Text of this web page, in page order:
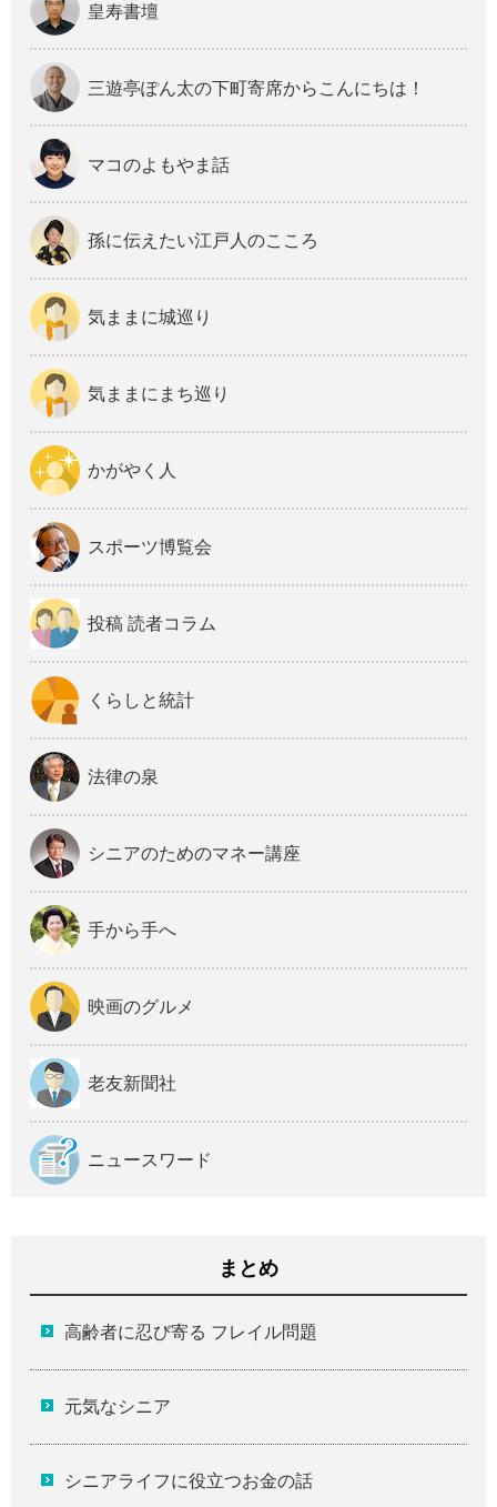
皇寿書壇
三遊亭ぽん太の下町寄席からこんにちは！
マコのよもやま話
孫に伝えたい江戸人のこころ
気ままに城巡り
気ままにまち巡り
かがやく人
スポーツ博覧会
投稿 読者コラム
くらしと統計
法律の泉
シニアのためのマネー講座
手から手へ
映画のグルメ
老友新聞社
ニュースワード
まとめ
高齢者に忍び寄る フレイル問題
元気なシニア
シニアライフに役立つお金の話